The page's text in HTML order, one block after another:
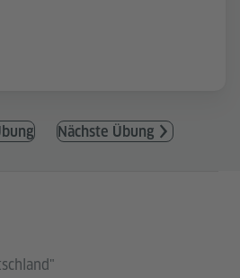
Nächste Übung